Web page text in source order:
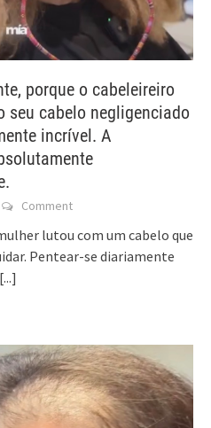
porque o cabeleireiro
seu cabelo negligenciado
incrível. A
Comment
lutou com um cabelo que
Pentear-se diariamente
[...]